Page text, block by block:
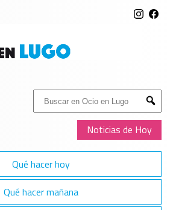
Buscar:
Submit
Noticias de Hoy
Qué hacer hoy
Qué hacer mañana